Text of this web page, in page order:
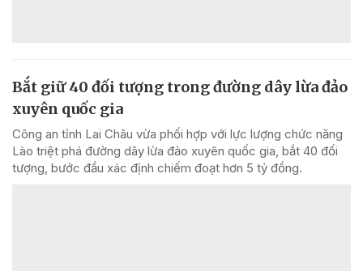
Bắt giữ 40 đối tượng trong đường dây lừa đảo
xuyên quốc gia
Công an tỉnh Lai Châu vừa phối hợp với lực lượng chức năng
Lào triệt phá đường dây lừa đảo xuyên quốc gia, bắt 40 đối
tượng, bước đầu xác định chiếm đoạt hơn 5 tỷ đồng.